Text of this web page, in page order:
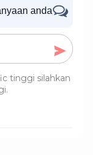
anda
tinggi silahkan